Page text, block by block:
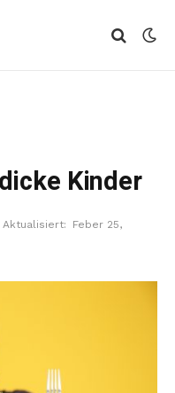
Kinder
Aktualisiert:
Feber 25,